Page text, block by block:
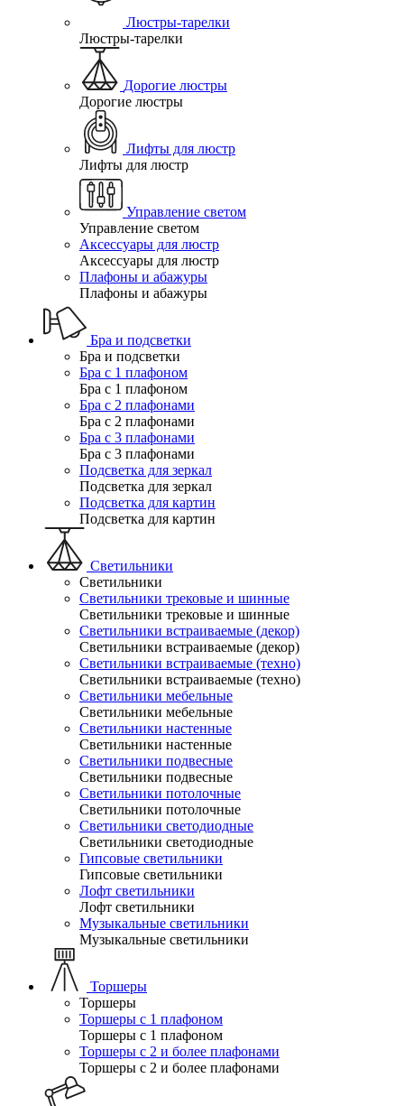
Люстры-тарелки
Люстры-тарелки
Дорогие люстры
Дорогие люстры
Лифты для люстр
Лифты для люстр
Управление светом
Управление светом
Аксессуары для люстр
Аксессуары для люстр
Плафоны и абажуры
Плафоны и абажуры
Бра и подсветки
Бра и подсветки
Бра с 1 плафоном
Бра с 1 плафоном
Бра с 2 плафонами
Бра с 2 плафонами
Бра с 3 плафонами
Бра с 3 плафонами
Подсветка для зеркал
Подсветка для зеркал
Подсветка для картин
Подсветка для картин
Светильники
Светильники
Светильники трековые и шинные
Светильники трековые и шинные
Светильники встраиваемые (декор)
Светильники встраиваемые (декор)
Светильники встраиваемые (техно)
Светильники встраиваемые (техно)
Светильники мебельные
Светильники мебельные
Светильники настенные
Светильники настенные
Светильники подвесные
Светильники подвесные
Светильники потолочные
Светильники потолочные
Светильники светодиодные
Светильники светодиодные
Гипсовые светильники
Гипсовые светильники
Лофт светильники
Лофт светильники
Музыкальные светильники
Музыкальные светильники
Торшеры
Торшеры
Торшеры с 1 плафоном
Торшеры с 1 плафоном
Торшеры с 2 и более плафонами
Торшеры с 2 и более плафонами